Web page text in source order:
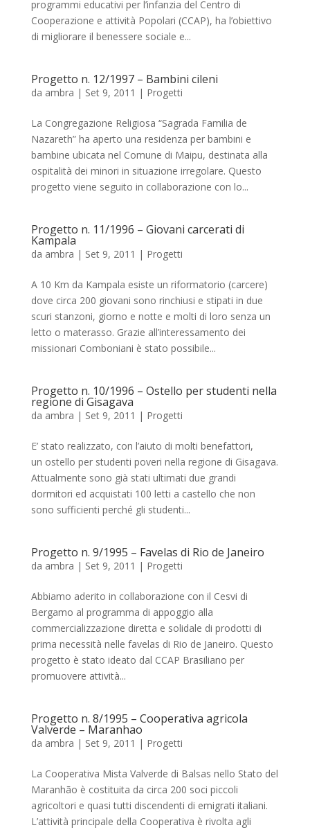
programmi educativi per l’infanzia del Centro di
Cooperazione e attività Popolari (CCAP), ha l’obiettivo
di migliorare il benessere sociale e...
Progetto n. 12/1997 – Bambini cileni
da ambra | Set 9, 2011 | Progetti
La Congregazione Religiosa “Sagrada Familia de
Nazareth” ha aperto una residenza per bambini e
bambine ubicata nel Comune di Maipu, destinata alla
ospitalità dei minori in situazione irregolare. Questo
progetto viene seguito in collaborazione con lo...
Progetto n. 11/1996 – Giovani carcerati di
Kampala
da ambra | Set 9, 2011 | Progetti
A 10 Km da Kampala esiste un riformatorio (carcere)
dove circa 200 giovani sono rinchiusi e stipati in due
scuri stanzoni, giorno e notte e molti di loro senza un
letto o materasso. Grazie all’interessamento dei
missionari Comboniani è stato possibile...
Progetto n. 10/1996 – Ostello per studenti nella
regione di Gisagava
da ambra | Set 9, 2011 | Progetti
E’ stato realizzato, con l’aiuto di molti benefattori,
un ostello per studenti poveri nella regione di Gisagava.
Attualmente sono già stati ultimati due grandi
dormitori ed acquistati 100 letti a castello che non
sono sufficienti perché gli studenti...
Progetto n. 9/1995 – Favelas di Rio de Janeiro
da ambra | Set 9, 2011 | Progetti
Abbiamo aderito in collaborazione con il Cesvi di
Bergamo al programma di appoggio alla
commercializzazione diretta e solidale di prodotti di
prima necessità nelle favelas di Rio de Janeiro. Questo
progetto è stato ideato dal CCAP Brasiliano per
promuovere attività...
Progetto n. 8/1995 – Cooperativa agricola
Valverde – Maranhao
da ambra | Set 9, 2011 | Progetti
La Cooperativa Mista Valverde di Balsas nello Stato del
Maranhão è costituita da circa 200 soci piccoli
agricoltori e quasi tutti discendenti di emigrati italiani.
L’attività principale della Cooperativa è rivolta agli